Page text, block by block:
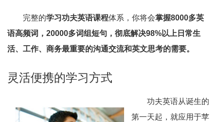
完整的学习功夫英语课程体系，你将会掌握8000多英
语高频词，20000多词组短句，彻底解决98%以上日常生
活、工作、商务最重要的沟通交流和英文思考的需要。
灵活便携的学习方式
功夫英语从诞生的
第一天起，就应用于苹